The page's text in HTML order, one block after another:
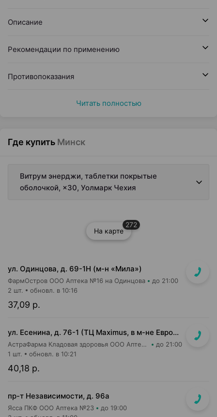
Описание
Рекомендации по применению
Противопоказания
Читать полностью
Где купить Минск
Витрум энерджи, таблетки покрытые
оболочкой, ×30, Уолмарк Чехия
На карте
272
ул. Одинцова, д. 69-1Н (м-н «Мила»)
ФармОстров ООО Аптека №16 на Одинцова до 21:00
37,09 р.
2 шт. обновл. в 10:16
ул. Есенина, д. 76-1 (ТЦ Maximus, в м-не Евроопт Super)
АстраФарма Кладовая здоровья ООО Аптека №9 до 21:00
40,18 р.
1 шт. обновл. в 10:21
пр-т Независимости, д. 96а
Ясса ПКФ ООО Аптека №23 до 19:00